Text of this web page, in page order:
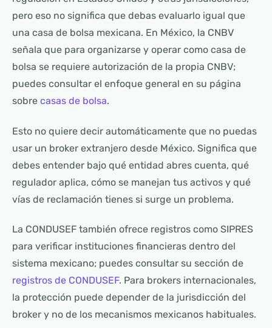
pero eso no significa que debas evaluarlo igual que
una casa de bolsa mexicana. En México, la CNBV
señala que para organizarse y operar como casa de
bolsa se requiere autorización de la propia CNBV;
puedes consultar el enfoque general en su página
sobre casas de bolsa.
Esto no quiere decir automáticamente que no puedas
usar un broker extranjero desde México. Significa que
debes entender bajo qué entidad abres cuenta, qué
regulador aplica, cómo se manejan tus activos y qué
vías de reclamación tienes si surge un problema.
La CONDUSEF también ofrece registros como SIPRES
para verificar instituciones financieras dentro del
sistema mexicano; puedes consultar su sección de
registros de CONDUSEF. Para brokers internacionales,
la protección puede depender de la jurisdicción del
broker y no de los mecanismos mexicanos habituales.